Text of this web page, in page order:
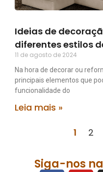
Ideias de
diferentes estilos
11 de agosto de 2024
Na hora de decorar ou
principais elementos que
funcionalidade do
Leia mais »
1 2
Siga-nos